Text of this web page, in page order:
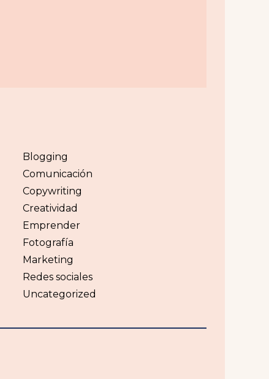
Blogging
Comunicación
Copywriting
Creatividad
Emprender
Fotografía
Marketing
Redes sociales
Uncategorized